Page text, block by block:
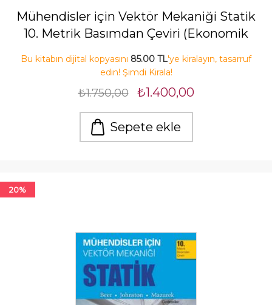
Mühendisler için Vektör Mekaniği Statik
10. Metrik Basımdan Çeviri (Ekonomik
Bu kitabın dijital kopyasını 85.00 TL'ye kiralayın, tasarruf
edin! Şimdi Kirala!
₺1.750,00 ₺1.400,00
Sepete ekle
20%